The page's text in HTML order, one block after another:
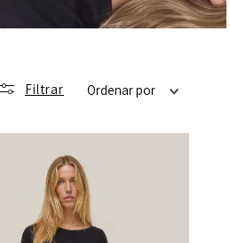
Filtrar Ordenar por